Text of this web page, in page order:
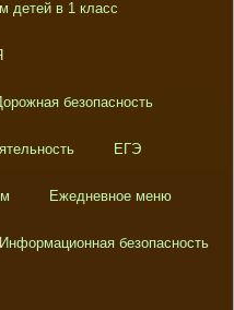
детей в 1 класс
безопасность
ЕГЭ
Ежедневное меню
Информационная безопасность